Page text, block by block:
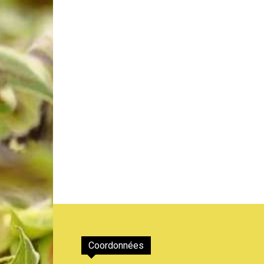
Genève
Coordonnées